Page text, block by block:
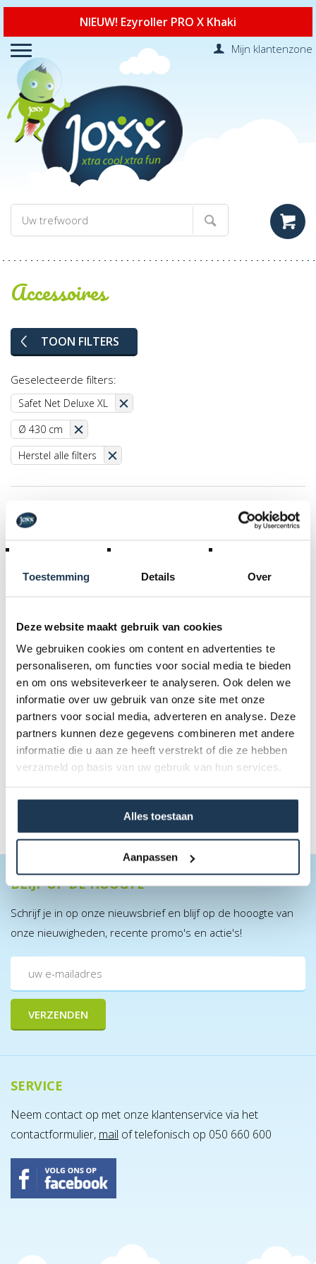
Toestemming Details Over
Deze website maakt gebruik van cookies
We gebruiken cookies om content en advertenties te
personaliseren, om functies voor social media te bieden
en om ons websiteverkeer te analyseren. Ook delen we
informatie over uw gebruik van onze site met onze
partners voor social media, adverteren en analyse. Deze
partners kunnen deze gegevens combineren met andere
informatie die u aan ze heeft verstrekt of die ze hebben
verzameld op basis van uw gebruik van hun services.
Alles toestaan
Aanpassen
NIEUW! Ezyroller PRO X Khaki
Mijn klantenzone
Accessoires
TOON FILTERS
Geselecteerde filters:
Safet Net Deluxe XL
Ø 430 cm
Herstel alle filters
BERG Safety Net Deluxe 430 XL
€ 639,00
BLIJF OP DE HOOGTE
Schrijf je in op onze nieuwsbrief en blijf op de hooogte van
onze nieuwigheden, recente promo's en actie's!
SERVICE
Neem contact op met onze klantenservice via het
contactformulier, mail of telefonisch op 050 660 600